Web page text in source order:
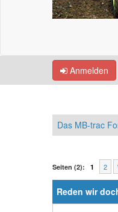
Anmelden
Das MB-trac
Seiten (2): 1 2
Reden wir